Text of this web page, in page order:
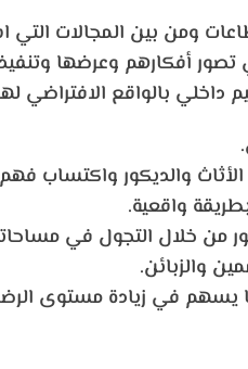
ومن بين
تصور أفكارهم وعرضها
داخلي بالواقع الافتراضي
والديكور واكتساب
واقعية.
خلال التجول في
والزبائن.
يسهم في زيادة مستوى